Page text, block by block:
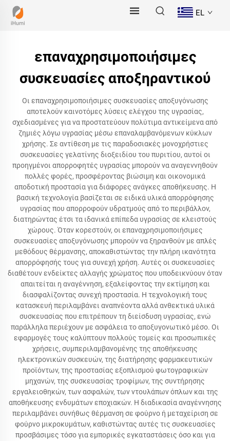
EL
επαναχρησιμοποιήσιμες
συσκευασίες αποξηραντικού
Οι επαναχρησιμοποιήσιμες συσκευασίες αποξυγόνωσης
αποτελούν καινοτόμες λύσεις ελέγχου της υγρασίας,
σχεδιασμένες για να προστατεύουν πολύτιμα αντικείμενα από
ζημιές λόγω υγρασίας μέσω επαναλαμβανόμενων κύκλων
χρήσης. Σε αντίθεση με τις παραδοσιακές μονοχρήστιες
συσκευασίες γελατίνης διοξειδίου του πυριτίου, αυτοί οι
προηγμένοι απορροφητές υγρασίας μπορούν να αναγεννηθούν
πολλές φορές, προσφέροντας βιώσιμη και οικονομικά
αποδοτική προστασία για διάφορες ανάγκες αποθήκευσης. Η
βασική τεχνολογία βασίζεται σε ειδικά υλικά απορρόφησης
υγρασίας που απορροφούν υδρατμούς από το περιβάλλον,
διατηρώντας έτσι τα ιδανικά επίπεδα υγρασίας σε κλειστούς
χώρους. Όταν κορεστούν, οι επαναχρησιμοποιήσιμες
συσκευασίες αποξυγόνωσης μπορούν να ξηρανθούν με απλές
μεθόδους θέρμανσης, αποκαθιστώντας την πλήρη ικανότητα
απορρόφησής τους για συνεχή χρήση. Αυτές οι συσκευασίες
διαθέτουν ενδείκτες αλλαγής χρώματος που υποδεικνύουν όταν
απαιτείται η αναγέννηση, εξαλείφοντας την εκτίμηση και
διασφαλίζοντας συνεχή προστασία. Η τεχνολογική τους
κατασκευή περιλαμβάνει αναπνέοντα αλλά ανθεκτικά υλικά
συσκευασίας που επιτρέπουν τη διείσδυση υγρασίας, ενώ
παράλληλα περιέχουν με ασφάλεια το αποξυγονωτικό μέσο. Οι
εφαρμογές τους καλύπτουν πολλούς τομείς και προσωπικές
χρήσεις, συμπεριλαμβανομένης της αποθήκευσης
ηλεκτρονικών συσκευών, της διατήρησης φαρμακευτικών
προϊόντων, της προστασίας εξοπλισμού φωτογραφικών
μηχανών, της συσκευασίας τροφίμων, της συντήρησης
εργαλειοθηκών, των ασφαλών, των ντουλάπων όπλων και της
αποθήκευσης ενδυμάτων εποχιακών. Η διαδικασία αναγέννησης
περιλαμβάνει συνήθως θέρμανση σε φούρνο ή μεταχείριση σε
φούρνο μικροκυμάτων, καθιστώντας αυτές τις συσκευασίες
προσβάσιμες τόσο για εμπορικές εγκαταστάσεις όσο και για